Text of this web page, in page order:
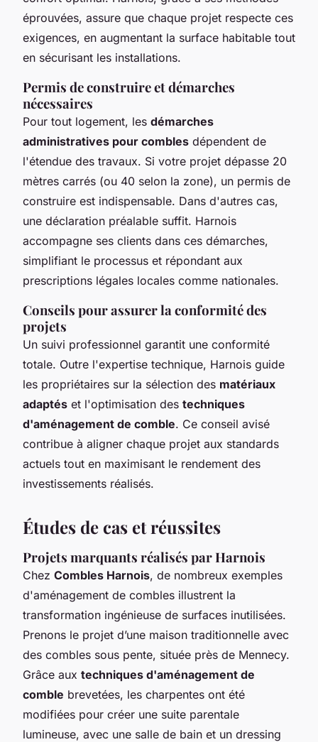
éprouvées, assure que chaque projet respecte ces
exigences, en augmentant la surface habitable tout
en sécurisant les installations.
Permis de construire et démarches
nécessaires
Pour tout logement, les démarches
administratives pour combles dépendent de
l'étendue des travaux. Si votre projet dépasse 20
mètres carrés (ou 40 selon la zone), un permis de
construire est indispensable. Dans d'autres cas,
une déclaration préalable suffit. Harnois
accompagne ses clients dans ces démarches,
simplifiant le processus et répondant aux
prescriptions légales locales comme nationales.
Conseils pour assurer la conformité des
projets
Un suivi professionnel garantit une conformité
totale. Outre l'expertise technique, Harnois guide
les propriétaires sur la sélection des matériaux
adaptés et l'optimisation des techniques
d'aménagement de comble. Ce conseil avisé
contribue à aligner chaque projet aux standards
actuels tout en maximisant le rendement des
investissements réalisés.
Études de cas et réussites
Projets marquants réalisés par Harnois
Chez Combles Harnois, de nombreux exemples
d'aménagement de combles illustrent la
transformation ingénieuse de surfaces inutilisées.
Prenons le projet d’une maison traditionnelle avec
des combles sous pente, située près de Mennecy.
Grâce aux techniques d'aménagement de
comble brevetées, les charpentes ont été
modifiées pour créer une suite parentale
lumineuse, avec une salle de bain et un dressing